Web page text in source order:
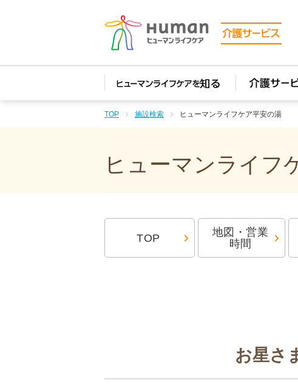
TOP 施設検索 ヒューマンライフケア平安の湯
ヒューマンライフ
TOP
地図・営業
時間
お星さ